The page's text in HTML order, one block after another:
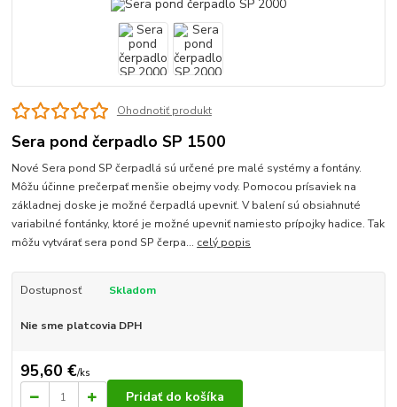
Ohodnotiť produkt
Sera pond čerpadlo SP 1500
Nové Sera pond SP čerpadlá sú určené pre malé systémy a fontány.
Môžu účinne prečerpať menšie obejmy vody. Pomocou prísaviek na
základnej doske je možné čerpadlá upevniť. V balení sú obsiahnuté
variabilné fontánky, ktoré je možné upevniť namiesto prípojky hadice. Tak
môžu vytvárať sera pond SP čerpa... celý popis
Dostupnosť Skladom
Nie sme platcovia DPH
95,60 €/ks
Pridať do košíka